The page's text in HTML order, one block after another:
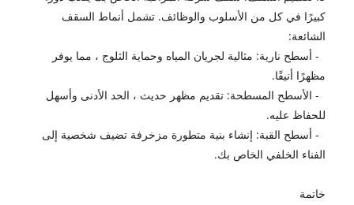
كبيرًا في كل من الأسلوب والوظائف. تشمل أنماط السقف
الشائعة:
- أسطح نارية: مثالية لجريان المياه وحماية الثلوج ، مما يوفر
مظهرًا أنيقًا.
- الأسطح المسطحة: تقديم مظهر حديث ، الحد الأدنى وأسهل
للحفاظ عليه.
- أسطح القبة: إنشاء بنية متطورة مزخرفة تضيف شخصية إلى
الفناء الخلفي الخاص بك.
خاتمة